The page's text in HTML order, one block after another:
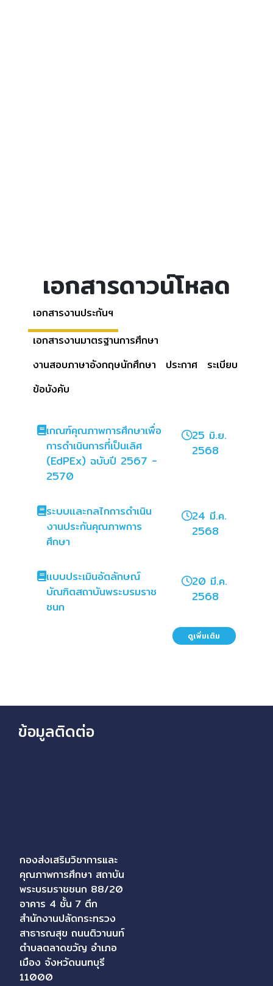
เอกสารดาวน์โหลด
เอกสารงานประกันฯ
เอกสารงานมาตรฐานการศึกษา
งานสอบภาษาอังกฤษนักศึกษา
ประกาศ
ระเบียบ
ข้อบังคับ
เกณฑ์คุณภาพการศึกษาเพื่อ
การดำเนินการที่เป็นเลิศ
(EdPEx) ฉบับปี 2567 -
2570
25 มิ.ย.
2568
ระบบและกลไกการดำเนิน
งานประกันคุณภาพการ
ศึกษา
24 มี.ค.
2568
แบบประเมินอัตลักษณ์
บัณฑิตสถาบันพระบรมราช
ชนก
20 มี.ค.
2568
ดูเพิ่มเติม
ข้อมูลติดต่อ
กองส่งเสริมวิชาการและ
คุณภาพการศึกษา สถาบัน
พระบรมราชชนก 88/20
อาคาร 4 ชั้น 7 ตึก
สำนักงานปลัดกระทรวง
สาธารณสุข ถนนติวานนท์
ตำบลตลาดขวัญ อำเภอ
เมือง จังหวัดนนทบุรี
11000